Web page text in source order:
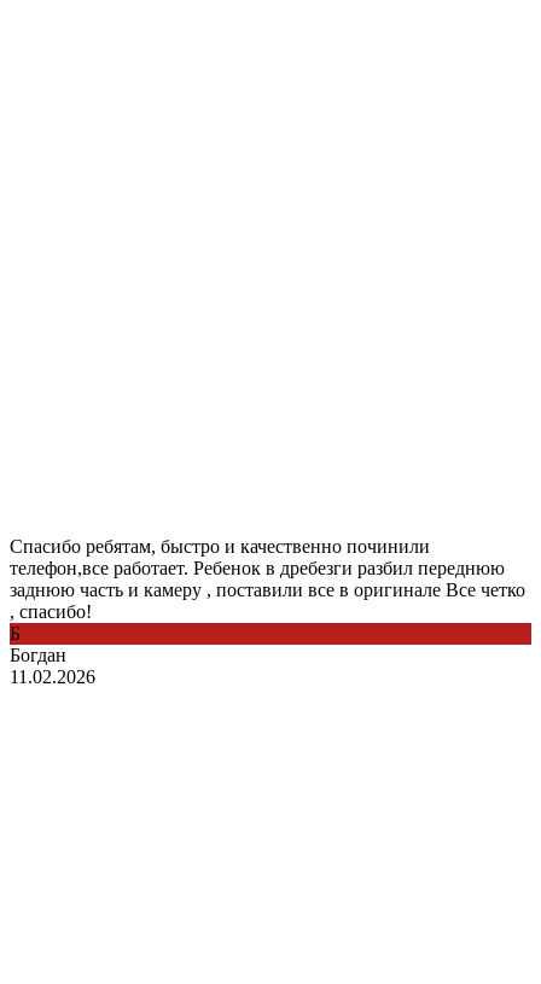
Спасибо ребятам, быстро и качественно починили
телефон,все работает. Ребенок в дребезги разбил переднюю
заднюю часть и камеру , поставили все в оригинале Все четко
, спасибо!
Б
Богдан
11.02.2026